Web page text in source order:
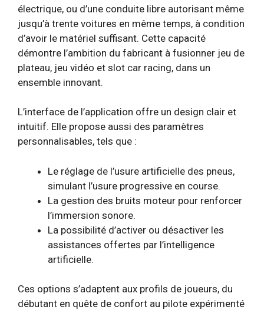
électrique, ou d’une conduite libre autorisant même
jusqu’à trente voitures en même temps, à condition
d’avoir le matériel suffisant. Cette capacité
démontre l’ambition du fabricant à fusionner jeu de
plateau, jeu vidéo et slot car racing, dans un
ensemble innovant.
L’interface de l’application offre un design clair et
intuitif. Elle propose aussi des paramètres
personnalisables, tels que :
Le réglage de l’usure artificielle des pneus,
simulant l’usure progressive en course.
La gestion des bruits moteur pour renforcer
l’immersion sonore.
La possibilité d’activer ou désactiver les
assistances offertes par l’intelligence
artificielle.
Ces options s’adaptent aux profils de joueurs, du
débutant en quête de confort au pilote expérimenté